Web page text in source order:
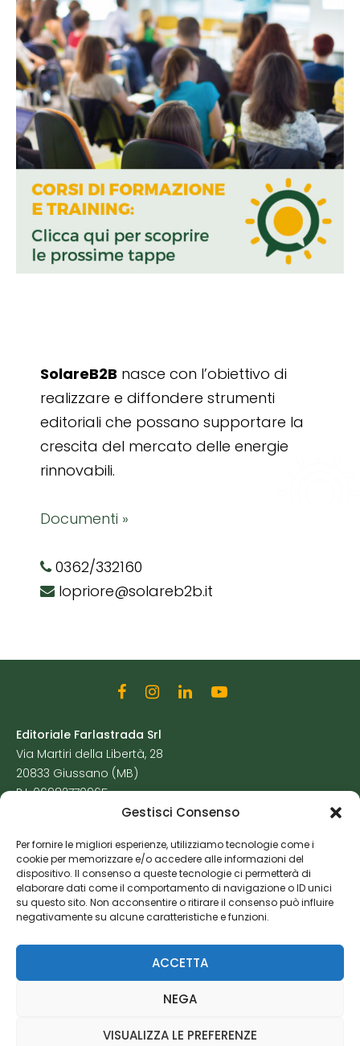
Gestisci Consenso
Per fornire le migliori esperienze, utilizziamo tecnologie come i
cookie per memorizzare e/o accedere alle informazioni del
dispositivo. Il consenso a queste tecnologie ci permetterà di
elaborare dati come il comportamento di navigazione o ID unici
su questo sito. Non acconsentire o ritirare il consenso può influire
negativamente su alcune caratteristiche e funzioni.
ACCETTA
NEGA
VISUALIZZA LE PREFERENZE
SolareB2B nasce con l’obiettivo di
realizzare e diffondere strumenti
editoriali che possano supportare la
crescita del mercato delle energie
rinnovabili.
Documenti »
0362/332160
lopriore@solareb2b.it
Editoriale Farlastrada Srl
Via Martiri della Libertà, 28
20833 Giussano (MB)
P.I. 06982770965
Cookie Policy
Risorse Aggiuntive